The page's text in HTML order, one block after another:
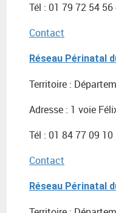
Tél : 01 79 72 54
Contact
Réseau Périnatal
Territoire :
Adresse : 1 voie
Tél : 01 84 77 09 10
Contact
Réseau Périnatal